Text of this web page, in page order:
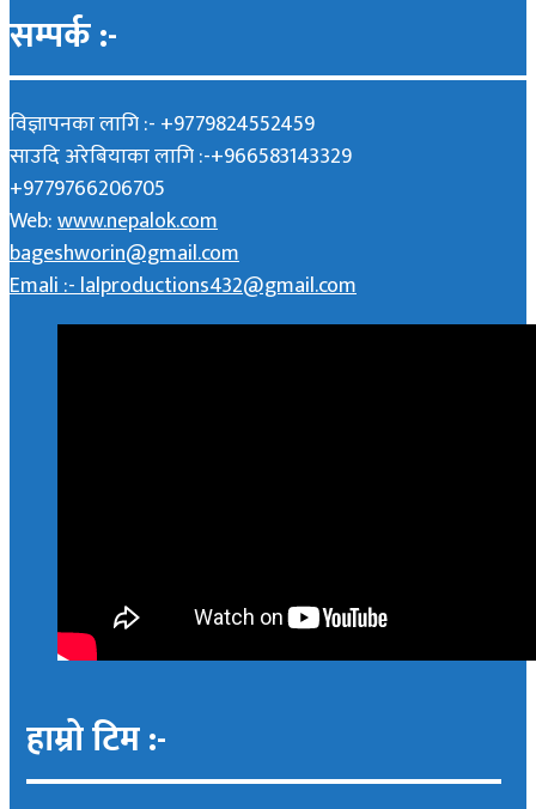
सम्पर्क :-
विज्ञापनका लागि :- +9779824552459
साउदि अरेबियाका लागि :-+966583143329
+9779766206705
Web:www.nepalok.com
bageshworin@gmail.com
Emali :- lalproductions432@gmail.com
हाम्रो टिम :-